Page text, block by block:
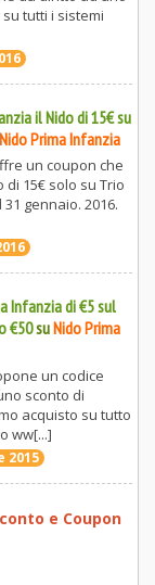
tutti i sistemi
il Nido di 15€ su
Nido Prima Infanzia
un coupon che
15€ solo su Trio
gennaio. 2016.
Infanzia di €5 sul
€50suNido Prima
un codice
sconto di
acquisto su tutto
ww[...]
2015
e Coupon